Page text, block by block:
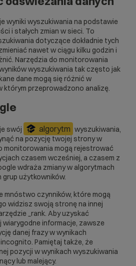
wyniki wyszukiwania na podstawie
i stałych zmian w sieci. To
dotyczące dokładnie tych
nawet w ciągu kilku godzin i
Narzędzia do monitorowania
wyszukiwania tak często jak
dane mogą się różnić w
którym przeprowadzono analizę.
swój algorytm wyszukiwania,
na pozycję twojej strony w
monitorowania mogą rejestrować
czasem wcześniej, a czasem z
wdraża zmiany w algorytmach
użytkowników.
mnóstwo czynników, które mogą
widzisz swoją stronę na innej
_rank. Aby uzyskać
wiarygodne informacje, zawsze
danej frazy w wynikach
Pamiętaj także, że
pozycji w wynikach wyszukiwania
lub malejący.